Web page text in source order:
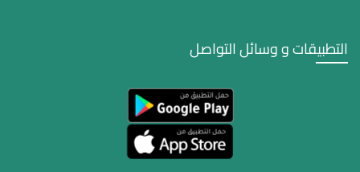
التطبيقات و وسائل التواصل